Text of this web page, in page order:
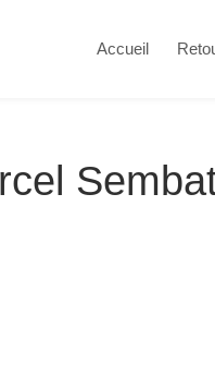
Accueil